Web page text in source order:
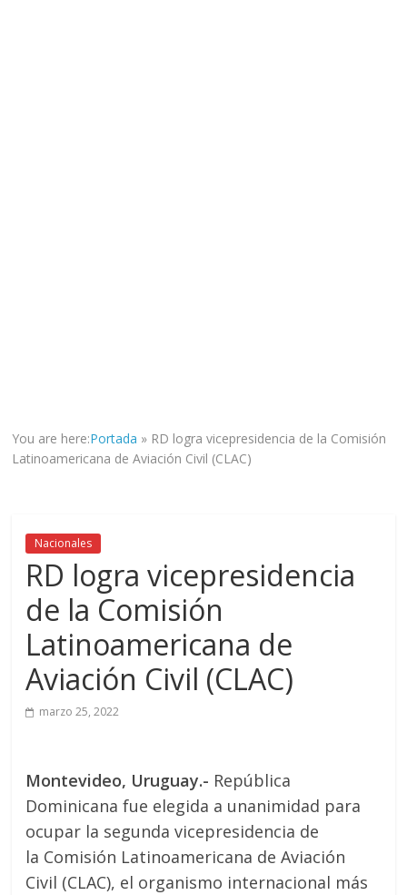
a
You are here:Portada » RD logra vicepresidencia de la Comisión
Latinoamericana de Aviación Civil (CLAC)
Nacionales
RD logra vicepresidencia
de la Comisión
Latinoamericana de
Aviación Civil (CLAC)
marzo 25, 2022
Montevideo, Uruguay.- República
Dominicana fue elegida a unanimidad para
ocupar la segunda vicepresidencia de
la Comisión Latinoamericana de Aviación
Civil (CLAC), el organismo internacional más